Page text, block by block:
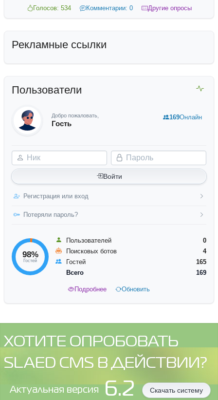
Голосов: 534 Комментарии: 0 Другие опросы
Рекламные ссылки
Пользователи
Добро пожаловать,
Гость
Ник Пароль
Войти
Регистрация или вход
Потеряли пароль?
169Онлайн
98%
Гостей
Пользователей
0
Поисковых ботов
4
Гостей
165
Всего
169
Подробнее Обновить
ХОТИТЕ ОПРОБОВАТЬ
SLAED CMS В ДЕЙСТВИИ?
Aктуальная версия 6.2 Скачать систему